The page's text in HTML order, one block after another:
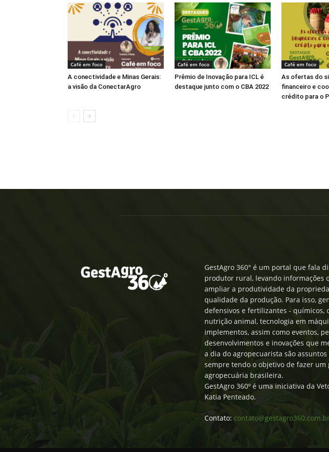
Café em foco
A conectividade e Minas Gerais:
a visão da ConectarAgro
Café em foco
Prêmio de Inovação para ICL é
destaque junto com o CBA 2022
Café em foco
As ofertas do
financeiro e
crédito para o
GestAgro 360° é um portal que fala
produtor rural, levando informações
ampliar a produtividade da
qualidade da produção. Para isso,
defensivos e fertilizantes - químicos,
nutrição animal, tecnologia em
implementos, assim como eventos,
desenvolvimentos e inovações que
a dia do agropecuarista são
sempre tendo o objetivo de fazer um
agropecuária brasileira.
GestAgro 360º é uma iniciativa da
Katia Penteado.
Contato: